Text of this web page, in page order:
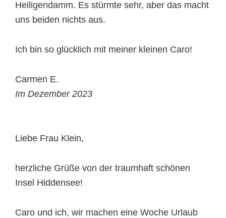
Heiligendamm. Es stürmte sehr, aber das macht
uns beiden nichts aus.
Ich bin so glücklich mit meiner kleinen Caro!
Carmen E.
Im Dezember 2023
Liebe Frau Klein,
herzliche Grüße von der traumhaft schönen
Insel Hiddensee!
Caro und ich, wir machen eine Woche Urlaub